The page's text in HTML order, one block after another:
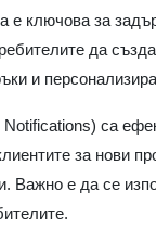
е ключова за
да
и
са
за нови
Важно е да се